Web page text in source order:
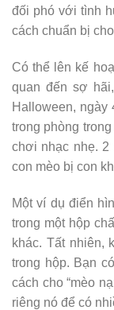
đối phó với tình
cách chuẩn bị
Có thể lên kế
quan đến sợ
Halloween, ngày
trong phòng
chơi nhạc nhẹ.
con mèo bị con
Một ví dụ điển
trong một hộp
khác. Tất nhiên,
trong hộp. Bạn
cách cho “mèo
riêng nó để có